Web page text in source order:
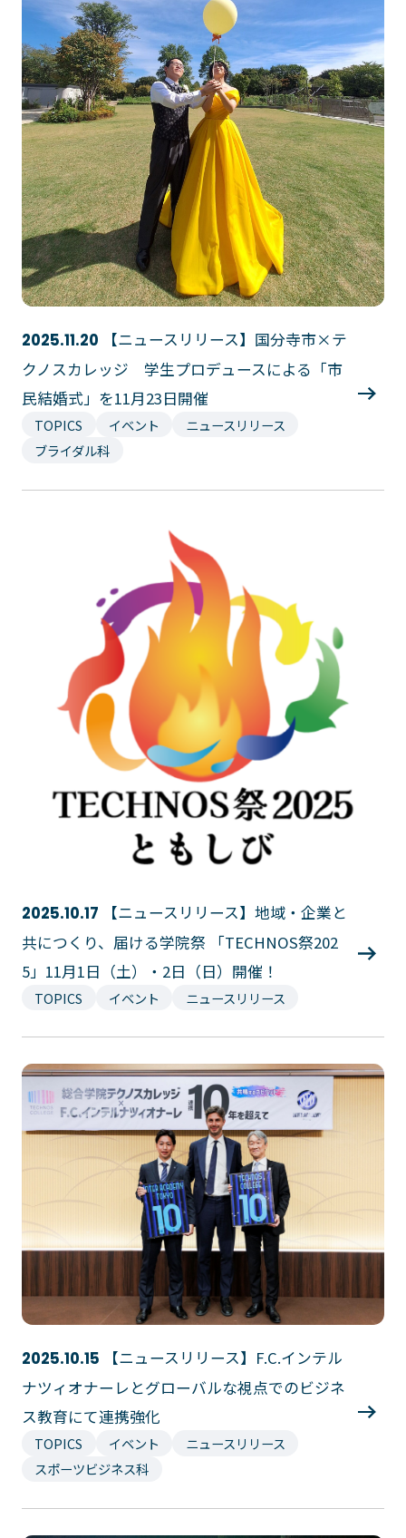
教育方針
アクセス
動画で見るテクノスカレッ
ジ
学科一覧
WEBエントリー・WEB出願 情報公開・シラバス
東京工学院専門学校
コンサート・イベント科
音響芸術科
映像メディア学科
ミュージック科
声優・演劇科
デザイン科
CGクリエーター科
スポーツビジネス科
建築学科
インテリアデザイン科
情報システム科
電気電子学科
航空学科
大学併修学科/教育専攻科/
研究科
東京エアトラベル・ホテル専門学校
ブライダル科
観光・ツーリズム科
鉄道交通科
大学併修学科/研究科
キャリア支援
卒業生の紹介 キャリアセンター
キャンパスライフ
イベント・行事
キャンパスマップ
校外施設
部活・クラブ紹介
学生寮・マンション
学生委員会
入学のご案内
学費・教材費
奨学金・奨励金
外国人留学生入学のご案内
プライバシーポリシー サイトマップ
Copyright © Technos College. All Rights Reserved.
2025.11.20
【ニュースリリース】国分寺市×テ
クノスカレッジ 学生プロデュースによる「市
民結婚式」を11月23日開催
TOPICS イベント
ニュースリリース
ブライダル科
2025.10.17
【ニュースリリース】地域・企業と
共につくり、届ける学院祭 「TECHNOS祭202
5」11月1日（土）・2日（日）開催！
TOPICS イベント ニュースリリース
2025.10.15
【ニュースリリース】F.C.インテル
ナツィオナーレとグローバルな視点でのビジネ
ス教育にて連携強化
TOPICS イベント
ニュースリリース
スポーツビジネス科